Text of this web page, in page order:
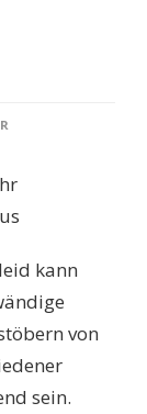
ONLINE
DER
LOOK
BALLKLEIDER
ONLINE
kann
von
sein.